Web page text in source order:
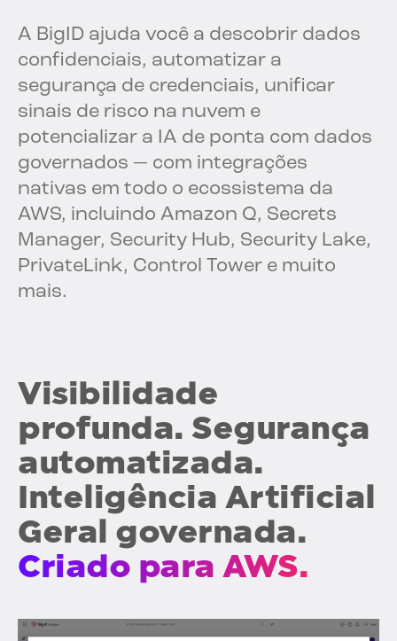
A BigID ajuda você a descobrir dados
confidenciais, automatizar a
segurança de credenciais, unificar
sinais de risco na nuvem e
potencializar a IA de ponta com dados
governados — com integrações
nativas em todo o ecossistema da
AWS, incluindo Amazon Q, Secrets
Manager, Security Hub, Security Lake,
PrivateLink, Control Tower e muito
mais.
Visibilidade
profunda. Segurança
automatizada.
Inteligência Artificial
Geral governada.
Criado para AWS.